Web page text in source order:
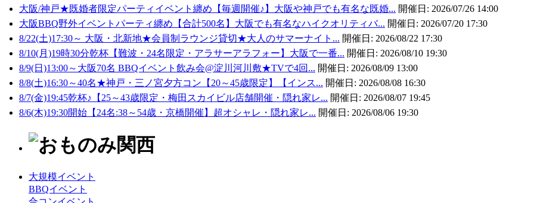
大阪/神戸★既婚者限定パーティイベント纏め【毎週開催♪】大阪や神戸でも有名な既婚... 開催日: 2026/07/26 14:00
大阪BBQ野外イベントパーティ纏め【合計500名】大阪でも有名なハイクオリティバ... 開催日: 2026/07/20 17:30
8/22(土)17:30～ 大阪・北新地★会員制ラウンジ貸切★大人のサマーナイト... 開催日: 2026/08/22 17:30
8/10(月)19時30分乾杯【難波・24名限定・アラサーアラフォー】大阪で一番... 開催日: 2026/08/10 19:30
8/9(日)13:00～大阪70名 BBQイベント飲み会@淀川河川敷★TVで4回... 開催日: 2026/08/09 13:00
8/8(土)16:30～40名★神戸・三ノ宮夕方コン【20～45歳限定】【インス... 開催日: 2026/08/08 16:30
8/7(金)19:45乾杯♪【25～43歳限定・梅田スカイビル店舗開催・隠れ家レ... 開催日: 2026/08/07 19:45
8/6(木)19:30開始【24名:38～54歳・京橋開催】超オシャレ・隠れ家レ... 開催日: 2026/08/06 19:30
大規模イベント
BBQイベント